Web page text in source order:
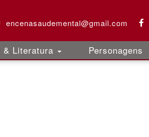
encenasaudemental@gmail.com
& Literatura Personagens